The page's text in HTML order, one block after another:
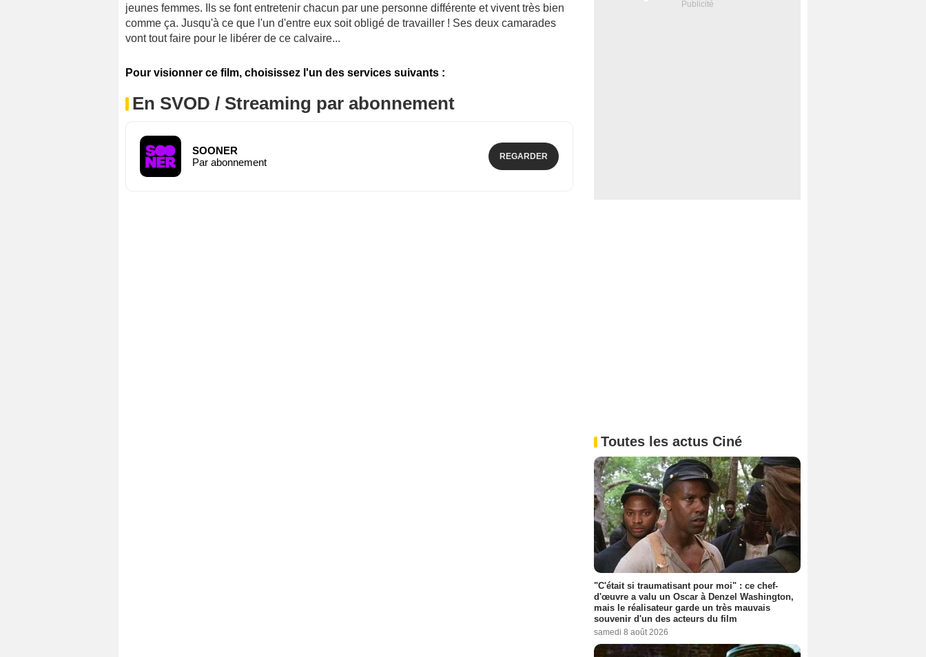
jeunes femmes. Ils se font entretenir chacun par une personne différente et vivent très bien
comme ça. Jusqu'à ce que l'un d'entre eux soit obligé de travailler ! Ses deux camarades
vont tout faire pour le libérer de ce calvaire...
Pour visionner ce film, choisissez l'un des services suivants :
En SVOD / Streaming par abonnement
SOONER
Par abonnement
REGARDER
Toutes les actus Ciné
"C'était si traumatisant pour moi" : ce chef-
d'œuvre a valu un Oscar à Denzel Washington,
mais le réalisateur garde un très mauvais
souvenir d'un des acteurs du film
samedi 8 août 2026